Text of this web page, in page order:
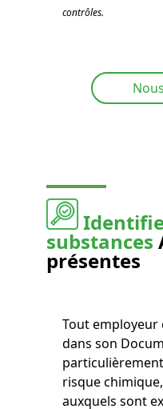
contrôles.
substances
présentes
Tout employeur
dans son
risque
auxquels sont